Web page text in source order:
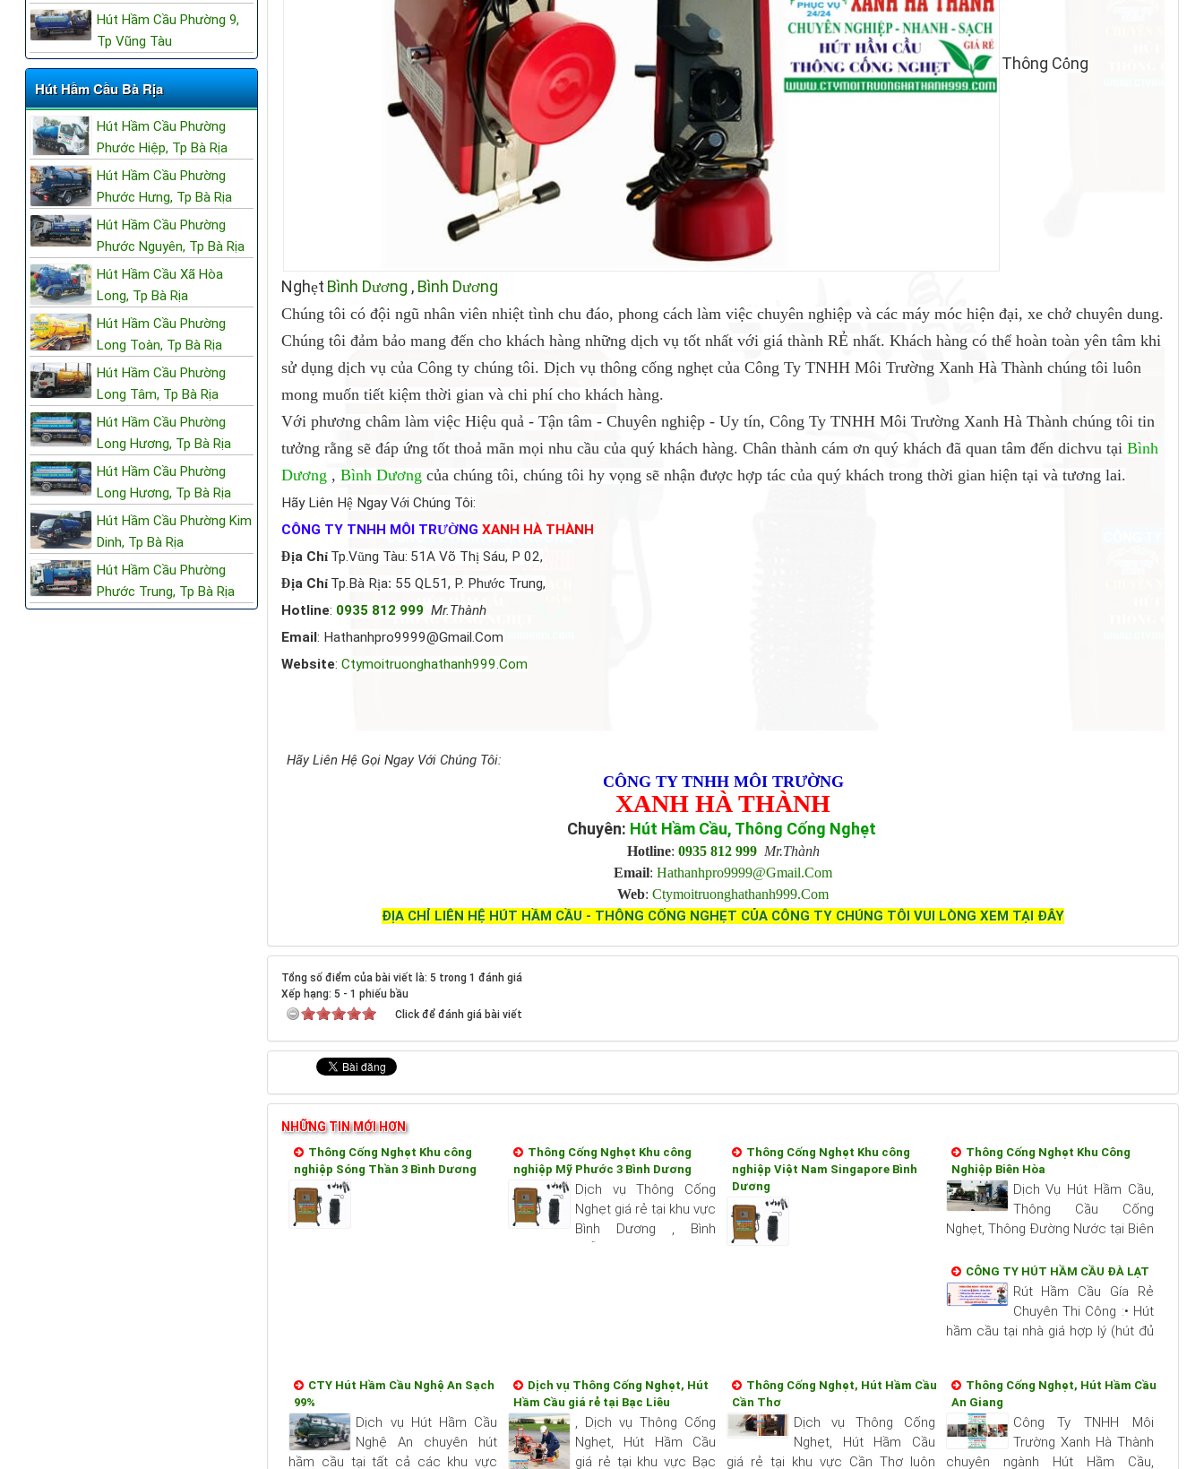
Thông Cống
Nghẹt Bình Dương , Bình Dương
Chúng tôi có đội ngũ nhân viên nhiệt tình chu đáo, phong cách làm việc chuyên nghiệp và các máy móc hiện đại, xe chở chuyên dung.
Chúng tôi đảm bảo mang đến cho khách hàng những dịch vụ tốt nhất với giá thành RẺ nhất. Khách hàng có thể hoàn toàn yên tâm khi
sử dụng dịch vụ của Công ty chúng tôi. Dịch vụ thông cống nghẹt của Công Ty TNHH Môi Trường Xanh Hà Thành chúng tôi luôn
mong muốn tiết kiệm thời gian và chi phí cho khách hàng.
Với phương châm làm việc Hiệu quả - Tận tâm - Chuyên nghiệp - Uy tín, Công Ty TNHH Môi Trường Xanh Hà Thành chúng tôi tin
tưởng rằng sẽ đáp ứng tốt thoả mãn mọi nhu cầu của quý khách hàng. Chân thành cám ơn quý khách đã quan tâm đến dichvu tạiBình
Dương ,Bình Dương của chúng tôi, chúng tôi hy vọng sẽ nhận được hợp tác của quý khách trong thời gian hiện tại và tương lai.
Hãy Liên Hệ Ngay Với Chúng Tôi:
CÔNG TY TNHH MÔI TRƯỜNG XANH HÀ THÀNH
Địa Chỉ Tp.Vũng Tàu: 51A Võ Thị Sáu, P 02,
Địa Chỉ Tp.Bà Rịa: 55 QL51, P. Phước Trung,
Hotline: 0935 812 999 Mr.Thành
Email: Hathanhpro9999@Gmail.Com
Website:Ctymoitruonghathanh999.Com
Hãy Liên Hệ Gọi Ngay Với Chúng Tôi:
CÔNG TY TNHH MÔI TRƯỜNG
XANH HÀ THÀNH
Chuyên: Hút Hầm Cầu, Thông Cống Nghẹt
Hotline: 0935 812 999 Mr.Thành
Email:Hathanhpro9999@gmail.com
Web:Ctymoitruonghathanh999.com
ĐỊA CHỈ LIÊN HỆ HÚT HẦM CẦU - THÔNG CỐNG NGHẸT CỦA CÔNG TY CHÚNG TÔI VUI LÒNG XEM TẠI ĐÂY
Tổng số điểm của bài viết là: 5 trong 1 đánh giá
Xếp hạng:5 -1 phiếu bầu
Click để đánh giá bài viết
NHỮNG TIN MỚI HƠN
Thông Cống Nghẹt Khu công
nghiệp Sóng Thần 3 Bình Dương
Thông Cống Nghẹt Khu công
nghiệp Mỹ Phước 3 Bình Dương
Dịch vụ Thông Cống
Nghẹt giá rẻ tại khu vực
Bình Dương , Bình
Thông Cống Nghẹt Khu công
nghiệp Việt Nam Singapore Bình
Dương
Thông Cống Nghẹt Khu Công
Nghiệp Biên Hòa
Dịch Vụ Hút Hầm Cầu,
Thông Cầu Cống
Nghẹt, Thông Đường Nước tại Biên
Môi Trường Xanh Hà Thànhng cấp
cho khách hàng...
CÔNG TY HÚT HẦM CẦU ĐÀ LẠT
Rút Hầm Cầu Gía Rẻ
Chuyên Thi Công :• Hút
hầm cầu tại nhà giá hợp lý (hút đủ
phá,thi công...
CTY Hút Hầm Cầu Nghệ An Sạch
99%
Dịch vụ Hút Hầm Cầu
Nghệ An chuyên hút
hầm cầu tại tất cả các khu vực
Dịch vụ Thông Cống Nghẹt, Hút
Hầm Cầu giá rẻ tại Bạc Liêu
, Dịch vụ Thông Cống
Nghẹt, Hút Hầm Cầu
giá rẻ tại khu vực Bạc
Thông Cống Nghẹt, Hút Hầm Cầu
Cần Thơ
Dịch vụ Thông Cống
Nghẹt, Hút Hầm Cầu
giá rẻ tại khu vực Cần Thơ luôn
Thông Cống Nghẹt, Hút Hầm Cầu
An Giang
Công Ty TNHH Môi
Trường Xanh Hà Thành
chuyên ngành Hút Hầm Cầu,
Hút Hầm Cầu Phường 9,
Tp Vũng Tàu
Hút Hầm Cầu Bà Rịa
Hút Hầm Cầu Phường
Phước Hiệp, Tp Bà Rịa
Hút Hầm Cầu Phường
Phước Hưng, Tp Bà Rịa
Hút Hầm Cầu Phường
Phước Nguyên, Tp Bà Rịa
Hút Hầm Cầu Xã Hòa
Long, Tp Bà Rịa
Hút Hầm Cầu Phường
Long Toàn, Tp Bà Rịa
Hút Hầm Cầu Phường
Long Tâm, Tp Bà Rịa
Hút Hầm Cầu Phường
Long Hương, Tp Bà Rịa
Hút Hầm Cầu Phường
Long Hương, Tp Bà Rịa
Hút Hầm Cầu Phường Kim
Dinh, Tp Bà Rịa
Hút Hầm Cầu Phường
Phước Trung, Tp Bà Rịa